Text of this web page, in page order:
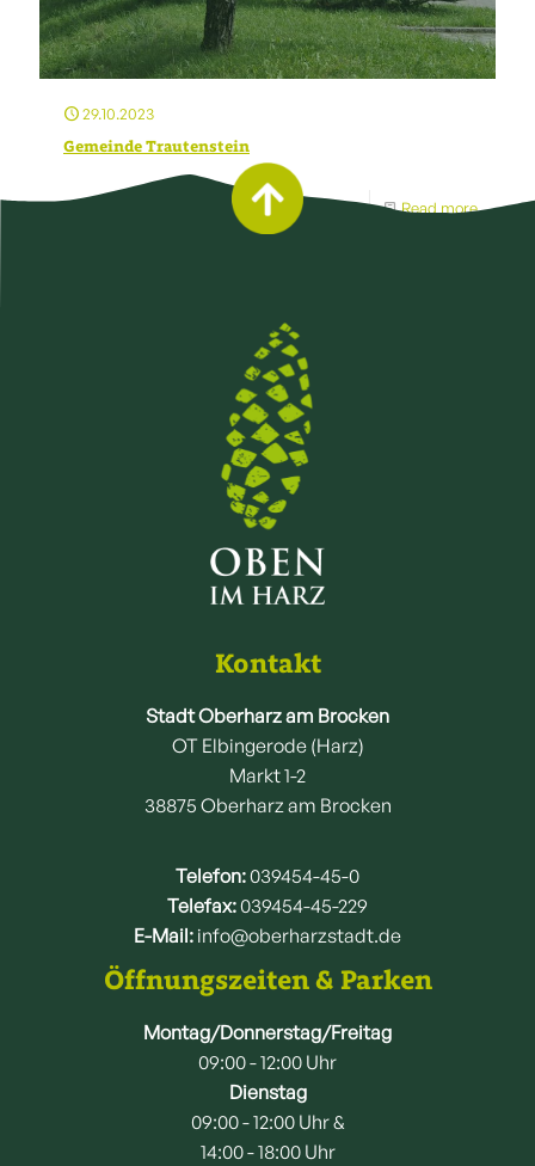
29.10.2023
Gemeinde Trautenstein
Read more
Kontakt
Stadt Oberharz am Brocken
OT Elbingerode (Harz)
Markt 1-2
38875 Oberharz am Brocken
Telefon:039454-45-0
Telefax:039454-45-229
E-Mail: info@oberharzstadt.de
Öffnungszeiten & Parken
Montag/Donnerstag/Freitag
09:00 - 12:00 Uhr
Dienstag
09:00 - 12:00 Uhr &
14:00 - 18:00 Uhr